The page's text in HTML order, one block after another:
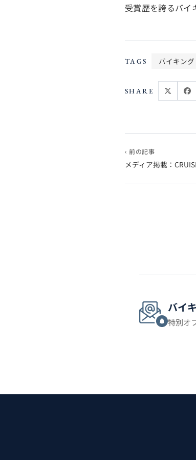
受賞歴を誇るバ
TAGS バイキン
SHARE
‹ 前の記事
メディア掲載：
バイ
特別オ